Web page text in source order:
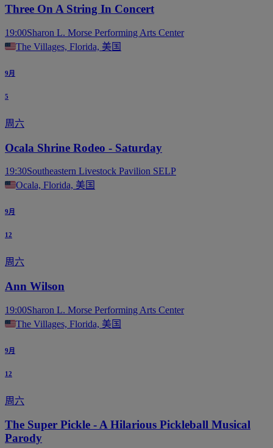
Three On A String In Concert
19:00Sharon L. Morse Performing Arts Center
The Villages, Florida, 美国
9月
5
周六
Ocala Shrine Rodeo - Saturday
19:30Southeastern Livestock Pavilion SELP
Ocala, Florida, 美国
9月
12
周六
Ann Wilson
19:00Sharon L. Morse Performing Arts Center
The Villages, Florida, 美国
9月
12
周六
The Super Pickle - A Hilarious Pickleball Musical
Parody